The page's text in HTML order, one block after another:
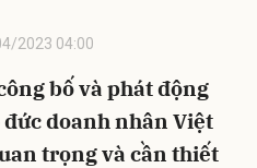
2023 04:00
bố và phát động
doanh nhân Việt
trọng và cần thiết
Hủy